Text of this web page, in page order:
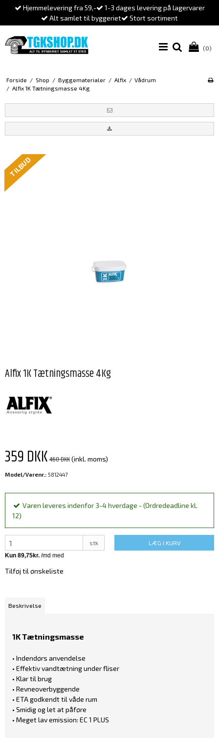
Hjemmelevering fra 59,-
1-3 dages levering på lagervarer
Alt samlet til byggeriet
Stort sortiment
(0)
Forside / Shop / Byggematerialer / Alfix / Vådrum
/ Alfix 1K Tætningsmasse 4Kg
TILBUD
Alfix 1K Tætningsmasse 4Kg
359 DKK460 DKK(inkl. moms)
Model/Varenr.: 5812447
Varen leveres indenfor 3-4 hverdage - (Ordredeadline kl.
12)
stk LÆG I KURV
Tilføj til ønskeliste
Beskrivelse
1K Tætningsmasse
• Indendørs anvendelse
• Effektiv vandtætning under fliser
• Klar til brug
• Revneoverbyggende
• ETA godkendt til våde rum
• Smidig og let at påføre
• Meget lav emission: EC 1 PLUS